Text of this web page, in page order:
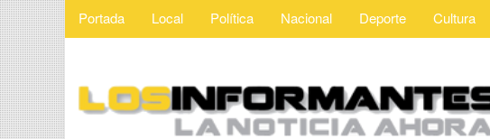
Portada Local Política Nacional Deporte Cultura